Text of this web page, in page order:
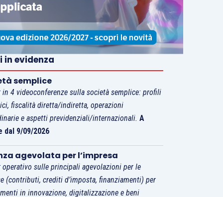
in evidenza
semplice
in 4 videoconferenze sulla società semplice: profili
fiscalità diretta/indiretta, operazioni
e aspetti previdenziali/internazionali.A
dal 9/09/2026
agevolata per l’impresa
operativo sulle principali agevolazioni per le
(contributi, crediti d’imposta, finanziamenti) per
in innovazione, digitalizzazione e beni